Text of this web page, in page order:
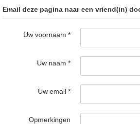
Email deze pagina naar een vriend(in)
Uw voornaam *
Uw naam *
Uw email *
Opmerkingen